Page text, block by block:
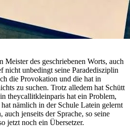
Meister des geschriebenen Worts, auch
nicht unbedingt seine Paradedisziplin
die Provokation und die hat in
zu suchen. Trotz alledem hat Schütt
theycallitkleinparis hat ein Problem,
nämlich in der Schule Latein gelernt
auch jenseits der Sprache, so seine
jetzt noch ein Übersetzer.